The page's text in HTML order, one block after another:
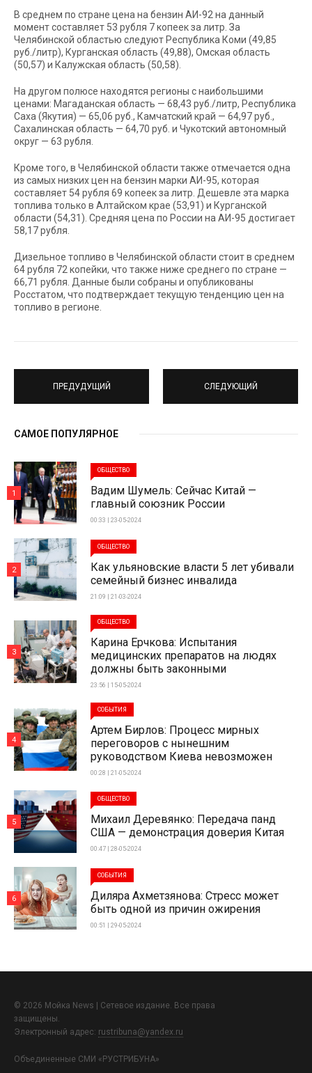
В среднем по стране цена на бензин АИ-92 на данный
момент составляет 53 рубля 7 копеек за литр. За
Челябинской областью следуют Республика Коми (49,85
руб./литр), Курганская область (49,88), Омская область
(50,57) и Калужская область (50,58).
На другом полюсе находятся регионы с наибольшими
ценами: Магаданская область — 68,43 руб./литр, Республика
Саха (Якутия) — 65,06 руб., Камчатский край — 64,97 руб.,
Сахалинская область — 64,70 руб. и Чукотский автономный
округ — 63 рубля.
Кроме того, в Челябинской области также отмечается одна
из самых низких цен на бензин марки АИ-95, которая
составляет 54 рубля 69 копеек за литр. Дешевле эта марка
топлива только в Алтайском крае (53,91) и Курганской
области (54,31). Средняя цена по России на АИ-95 достигает
58,17 рубля.
Дизельное топливо в Челябинской области стоит в среднем
64 рубля 72 копейки, что также ниже среднего по стране —
66,71 рубля. Данные были собраны и опубликованы
Росстатом, что подтверждает текущую тенденцию цен на
топливо в регионе.
ПРЕДУДУЩИЙ СЛЕДУЮЩИЙ
САМОЕ ПОПУЛЯРНОЕ
ОБЩЕСТВО
Вадим Шумель: Сейчас Китай —
главный союзник России
00:33 | 23-05-2024
1
ОБЩЕСТВО
Как ульяновские власти 5 лет убивали
семейный бизнес инвалида
21:09 | 21-03-2024
2
ОБЩЕСТВО
Карина Ерчкова: Испытания
медицинских препаратов на людях
должны быть законными
23:56 | 15-05-2024
3
СОБЫТИЯ
Артем Бирлов: Процесс мирных
переговоров с нынешним
руководством Киева невозможен
00:28 | 21-05-2024
4
ОБЩЕСТВО
Михаил Деревянко: Передача панд
США — демонстрация доверия Китая
00:47 | 28-05-2024
5
СОБЫТИЯ
Диляра Ахметзянова: Стресс может
быть одной из причин ожирения
00:51 | 29-05-2024
6
© 2026 Мойка News | Сетевое издание. Все права
защищены.
Электронный адрес: rustribuna@yandex.ru
Объединенные СМИ «РУСТРИБУНА»